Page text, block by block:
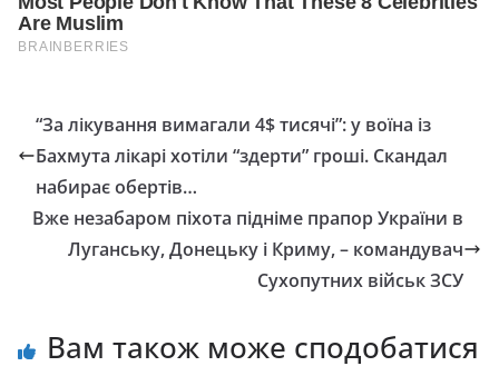
“За лікування вимагали 4$ тисячі”: у воїна із
Бахмута лікарі хотіли “здерти” гроші. Скандал
набирає обертів…
Вже незабаром піхота підніме прапор України в
Луганську, Донецьку і Криму, – ​командувач
Сухопутних військ ЗСУ
Вам також може сподобатися